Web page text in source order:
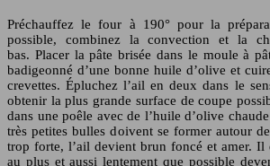
Préchauffez le four à 190° pour la
possible, combinez la convection et la
bas. Placer la pâte brisée dans le moule à
badigeonné d’une bonne huile d’olive et
crevettes. Épluchez l’ail en deux dans le
obtenir la plus grande surface de coupe
dans une poêle avec de l’huile d’olive
très petites bulles doivent se former autour
trop forte, l’ail devient brun foncé et amer. Il
au plus et aussi lentement que possible